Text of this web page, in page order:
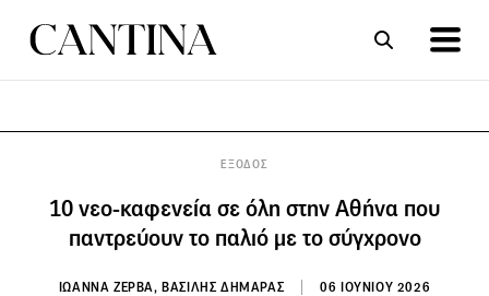
ΕΞΟΔΟΣ
10 νεο-καφενεία σε όλη στην Αθήνα που
παντρεύουν το παλιό με το σύγχρονο
ΙΩΑΝΝΑ ΖΕΡΒΑ, ΒΑΣΙΛΗΣ ΔΗΜΑΡΑΣ 06 ΙΟΥΝΙΟΥ 2026